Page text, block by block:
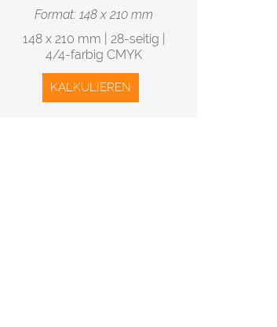
Format: 148 x 210 mm
148 x 210 mm | 28-seitig |
4/4-farbig CMYK
KALKULIEREN